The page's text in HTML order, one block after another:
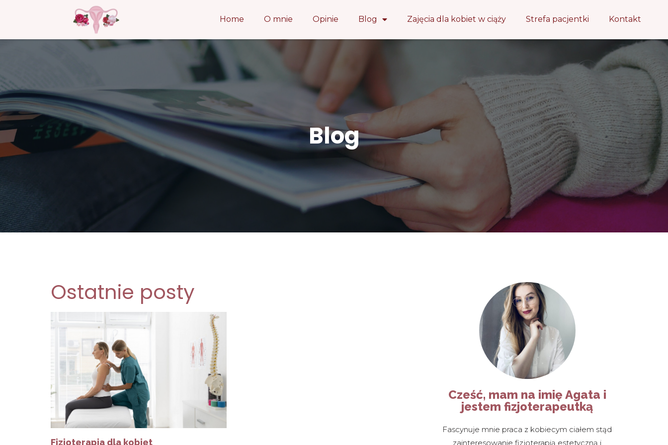
Home O mnie Opinie Blog Zajęcia dla kobiet w ciąży Strefa pacjentki Kontakt
Blog
Ostatnie posty
Fizjoterapia dla kobiet
Cześć, mam na imię Agata i
jestem fizjoterapeutką
Fascynuje mnie praca z kobiecym ciałem stąd
zainteresowanie fizjoterapią estetyczną i